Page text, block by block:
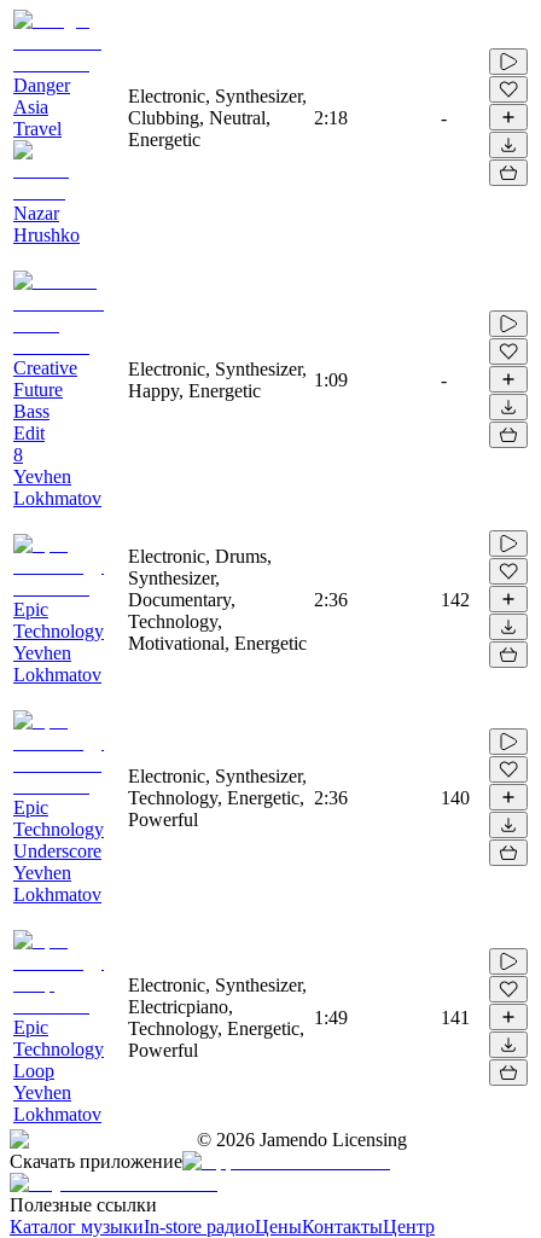
Danger
Asia
Travel
Nazar
Hrushko
Electronic, Synthesizer,
Clubbing, Neutral,
Energetic
2:18 -
Creative
Future
Bass
Edit
8
Yevhen
Lokhmatov
Electronic, Synthesizer,
Happy, Energetic
1:09 -
Epic
Technology
Yevhen
Lokhmatov
Electronic, Drums,
Synthesizer,
Documentary,
Technology,
Motivational, Energetic
2:36 142
Epic
Technology
Underscore
Yevhen
Lokhmatov
Electronic, Synthesizer,
Technology, Energetic,
Powerful
2:36 140
Epic
Technology
Loop
Yevhen
Lokhmatov
Electronic, Synthesizer,
Electricpiano,
Technology, Energetic,
Powerful
1:49 141
© 2026 Jamendo Licensing
Скачать приложение
Полезные ссылки
Каталог музыкиIn-store радиоЦеныКонтактыЦентр